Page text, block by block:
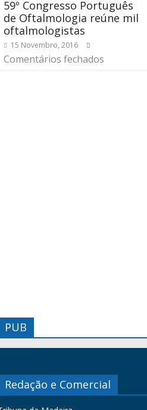
59º Congresso Português
de Oftalmologia reúne mil
oftalmologistas
15 Novembro, 2016
Comentários fechados
PUB
Redação e Comercial